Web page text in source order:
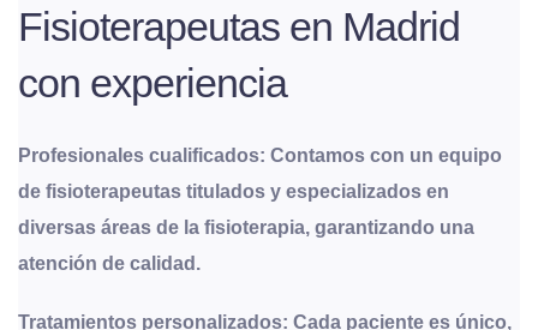
Fisioterapeutas en Madrid
con experiencia
Profesionales cualificados: Contamos con un equipo
de fisioterapeutas titulados y especializados en
diversas áreas de la fisioterapia, garantizando una
atención de calidad.
Tratamientos personalizados: Cada paciente es único,